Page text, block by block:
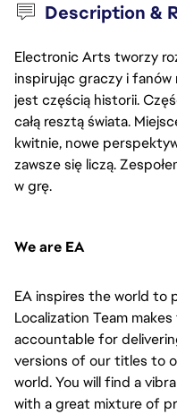
Description &
Electronic Arts tworzy
inspirując graczy i fanów
jest częścią historii.
całą resztą świata.
kwitnie, nowe
zawsze się liczą.
w grę.
We are EA
EA inspires the world to
Localization Team
accountable for
versions of our titles to
world. You will find a
with a great mixture of